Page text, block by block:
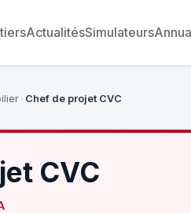
ActualitésSimulateurs
Chef de projet CVC
CVC